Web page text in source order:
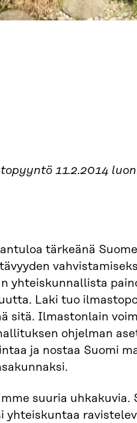
11.2.2014
tärkeänä
yhteiskunnallista
Laki tuo
sitä. Ilmastonlain
ohjelman
ja nostaa Suomi
suuria uhkakuvia.
yhteiskuntaa